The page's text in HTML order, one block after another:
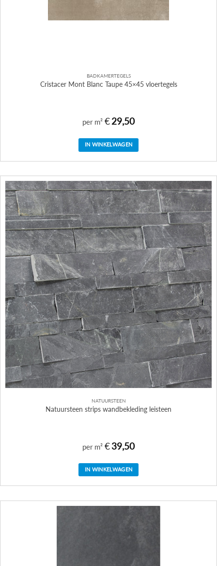
BADKAMERTEGELS
Cristacer Mont Blanc Taupe 45×45 vloertegels
per m² €29,50
IN WINKELWAGEN
NATUURSTEEN
Natuursteen strips wandbekleding leisteen
per m² €39,50
IN WINKELWAGEN